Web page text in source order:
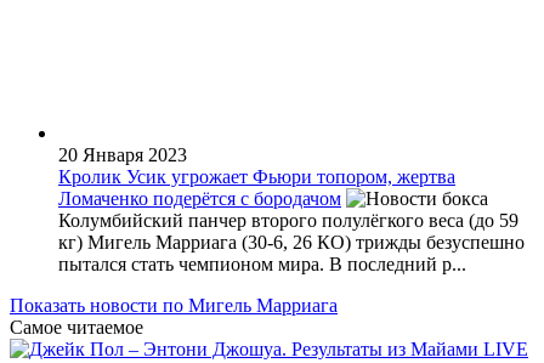
20 Января 2023
Кролик Усик угрожает Фьюри топором, жертва
Ломаченко подерётся с бородачом
Колумбийский панчер второго полулёгкого веса (до 59
кг) Мигель Марриага (30-6, 26 КО) трижды безуспешно
пытался стать чемпионом мира. В последний р...
Показать новости по Мигель Марриага
Самое читаемое